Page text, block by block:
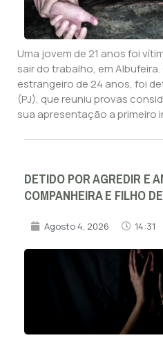
Uma jovem de 21 anos foi
sair do trabalho, em
estrangeiro de 24 anos, foi
(PJ), que reuniu provas
sua apresentação a primeiro
DETIDO POR AGREDIR E
COMPANHEIRA E FILHO
Agosto 4, 2026 14:31